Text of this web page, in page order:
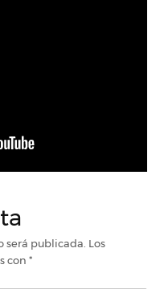
será publicada. Los
con *